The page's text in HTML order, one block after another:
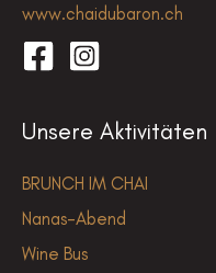
www.chaidubaron.ch
Unsere Aktivitäten
BRUNCH IM CHAI
Nanas-Abend
Wine Bus